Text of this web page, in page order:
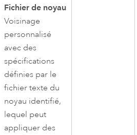
Fichier de noyau
Voisinage
personnalisé
avec des
spécifications
définies par le
fichier texte du
noyau identifié,
lequel peut
appliquer des